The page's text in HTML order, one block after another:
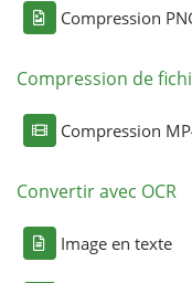
Compression
Compression de
Compression
Convertir avec OCR
Image en texte